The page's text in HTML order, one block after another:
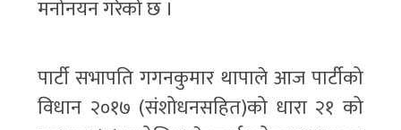
मनोनयन गरेको छ ।
पार्टी सभापति गगनकुमार थापाले आज पार्टीको
विधान २०१७ (संशोधनसहित)को धारा २१ को